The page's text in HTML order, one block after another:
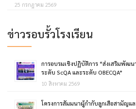
25 กรกฎาคม 2569
ข่าวรอบรั้วโรงเรียน
การอบรมเชิงปฏิบัติการ “ส่งเสริมพัฒ
ระดับ ScQA และระดับ OBECQA”
10 สิงหาคม 2569
โครงการสัมมนาผู้กำกับลูกเสือสามัญแ